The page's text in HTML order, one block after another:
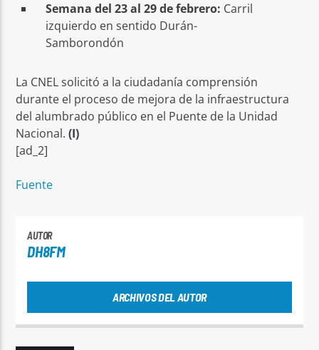
Semana del 23 al 29 de febrero: Carril
izquierdo en sentido Durán-
Samborondón
La CNEL solicitó a la ciudadanía comprensión
durante el proceso de mejora de la infraestructura
del alumbrado público en el Puente de la Unidad
Nacional.(I)
[ad_2]
Fuente
AUTOR
DH8FM
ARCHIVOS DEL AUTOR